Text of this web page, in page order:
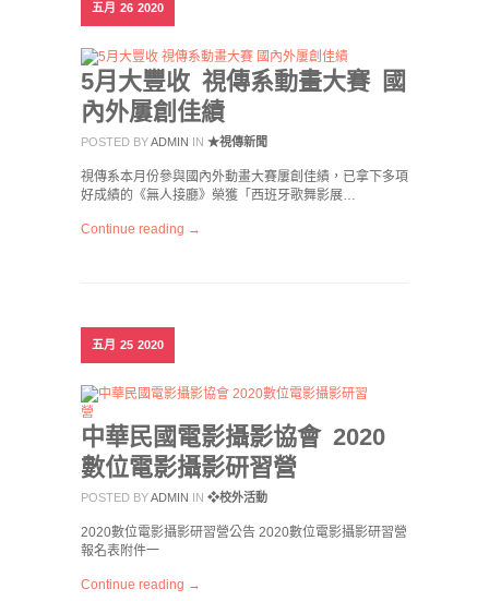
五月 26 2020
5月大豐收 視傳系動畫大賽 國
內外屢創佳績
POSTED BYADMIN IN ★視傳新聞
視傳系本月份參與國內外動畫大賽屢創佳績，已拿下多項
好成績的《無人接廳》榮獲「西班牙歌舞影展…
Continue reading →
五月 25 2020
中華民國電影攝影協會 2020
數位電影攝影研習營
POSTED BYADMIN IN ❖校外活動
2020數位電影攝影研習營公告 2020數位電影攝影研習營
報名表附件一
Continue reading →